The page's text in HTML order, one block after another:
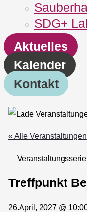
SDG+
Aktuelles
Kalender
Kontakt
« Alle Veranstaltungen
Veranstaltungsserie:
Treffpunkt
26.April, 2027 @